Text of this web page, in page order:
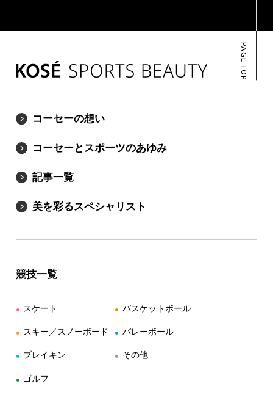
PAGE TOP
コーセーの想い
コーセーとスポーツのあゆみ
記事一覧
美を彩るスペシャリスト
競技一覧
● スケート
● スキー／スノーボード
● ブレイキン
● ゴルフ
● バスケットボール
● バレーボール
● その他